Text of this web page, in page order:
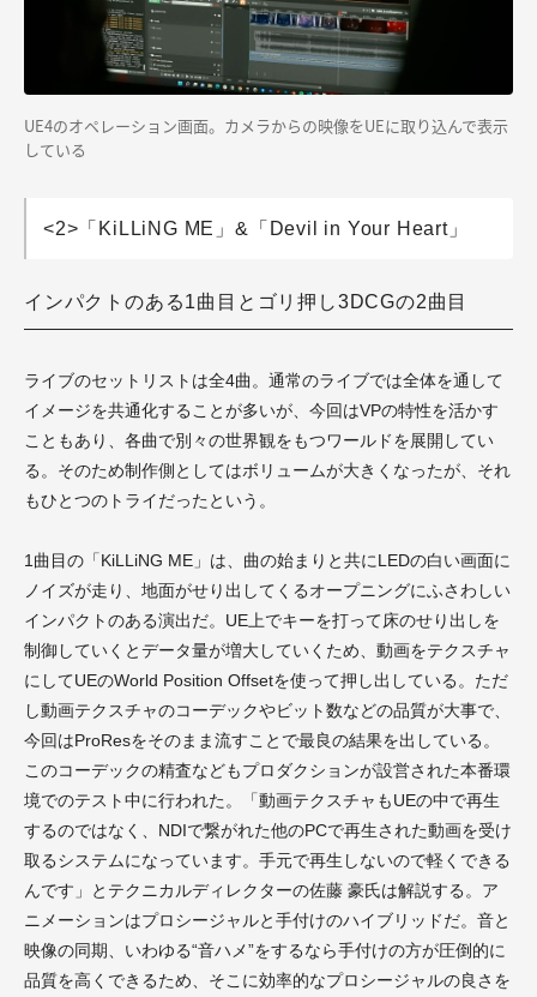
UE4のオペレーション画面。カメラからの映像をUEに取り込んで表示
している
<2>「KiLLiNG ME」&「Devil in Your Heart」
インパクトのある1曲目とゴリ押し3DCGの2曲目
ライブのセットリストは全4曲。通常のライブでは全体を通して
イメージを共通化することが多いが、今回はVPの特性を活かす
こともあり、各曲で別々の世界観をもつワールドを展開してい
る。そのため制作側としてはボリュームが大きくなったが、それ
もひとつのトライだったという。
1曲目の「KiLLiNG ME」は、曲の始まりと共にLEDの白い画面に
ノイズが走り、地面がせり出してくるオープニングにふさわしい
インパクトのある演出だ。UE上でキーを打って床のせり出しを
制御していくとデータ量が増大していくため、動画をテクスチャ
にしてUEのWorld Position Offsetを使って押し出している。ただ
し動画テクスチャのコーデックやビット数などの品質が大事で、
今回はProResをそのまま流すことで最良の結果を出している。
このコーデックの精査などもプロダクションが設営された本番環
境でのテスト中に行われた。「動画テクスチャもUEの中で再生
するのではなく、NDIで繋がれた他のPCで再生された動画を受け
取るシステムになっています。手元で再生しないので軽くできる
んです」とテクニカルディレクターの佐藤 豪氏は解説する。ア
ニメーションはプロシージャルと手付けのハイブリッドだ。音と
映像の同期、いわゆる“音ハメ”をするなら手付けの方が圧倒的に
品質を高くできるため、そこに効率的なプロシージャルの良さを